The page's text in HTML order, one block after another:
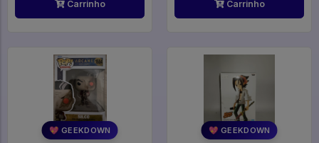
Carrinho Carrinho
💖 GEEKDOWN 💖 GEEKDOWN